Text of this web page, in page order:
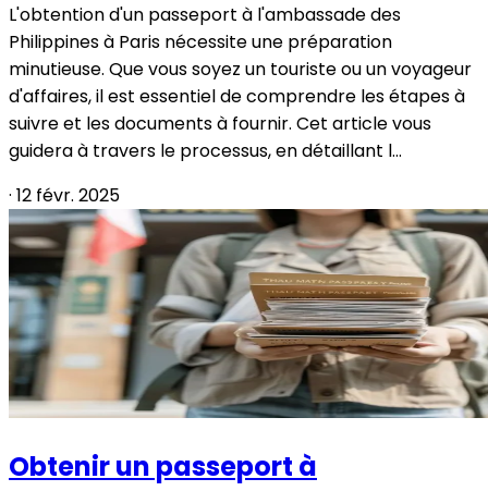
L'obtention d'un passeport à l'ambassade des
Philippines à Paris nécessite une préparation
minutieuse. Que vous soyez un touriste ou un voyageur
d'affaires, il est essentiel de comprendre les étapes à
suivre et les documents à fournir. Cet article vous
guidera à travers le processus, en détaillant l...
· 12 févr. 2025
Obtenir un passeport à